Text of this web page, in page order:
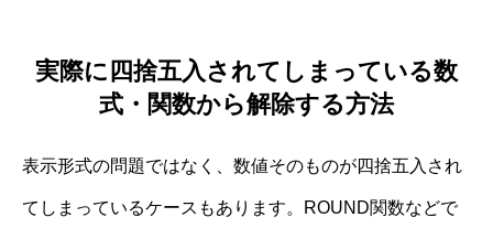
実際に四捨五入されてしまっている数
式・関数から解除する方法
表示形式の問題ではなく、数値そのものが四捨五入され
てしまっているケースもあります。ROUND関数などで